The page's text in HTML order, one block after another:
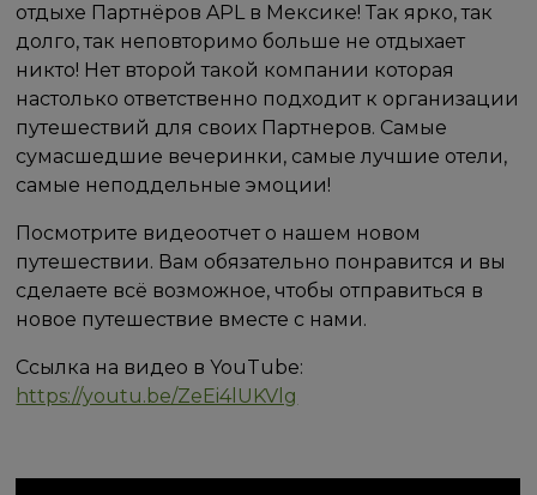
отдыхе Партнёров APL в Мексике! Так ярко, так
долго, так неповторимо больше не отдыхает
никто! Нет второй такой компании которая
настолько ответственно подходит к организации
путешествий для своих Партнеров. Самые
сумасшедшие вечеринки, самые лучшие отели,
самые неподдельные эмоции!
Посмотрите видеоотчет о нашем новом
путешествии. Вам обязательно понравится и вы
сделаете всё возможное, чтобы отправиться в
новое путешествие вместе с нами.
Ссылка на видео в YouTube:
https://youtu.be/ZeEi4lUKVlg